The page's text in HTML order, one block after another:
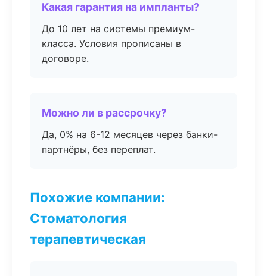
Какая гарантия на импланты?
До 10 лет на системы премиум-
класса. Условия прописаны в
договоре.
Можно ли в рассрочку?
Да, 0% на 6-12 месяцев через банки-
партнёры, без переплат.
Похожие компании:
Стоматология
терапевтическая